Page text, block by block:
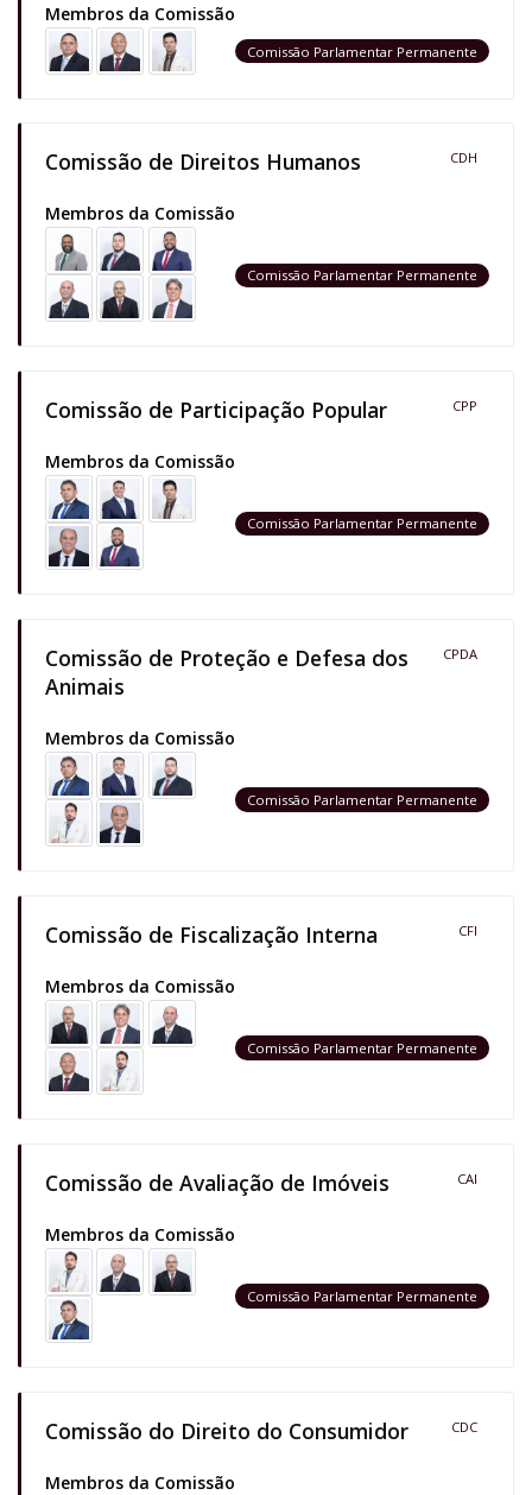
Membros da Comissão
Comissão Parlamentar Permanente
Comissão de Direitos Humanos CDH
Membros da Comissão
Comissão Parlamentar Permanente
Comissão de Participação Popular CPP
Membros da Comissão
Comissão Parlamentar Permanente
Comissão de Proteção e Defesa dos
Animais
CPDA
Membros da Comissão
Comissão Parlamentar Permanente
Comissão de Fiscalização Interna CFI
Membros da Comissão
Comissão Parlamentar Permanente
Comissão de Avaliação de Imóveis CAI
Membros da Comissão
Comissão Parlamentar Permanente
Comissão do Direito do Consumidor CDC
Membros da Comissão